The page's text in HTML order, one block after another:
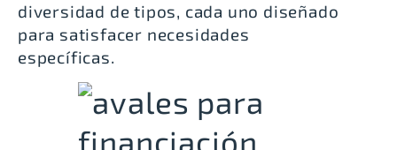
diversidad de tipos, cada uno diseñado
para satisfacer necesidades
específicas.